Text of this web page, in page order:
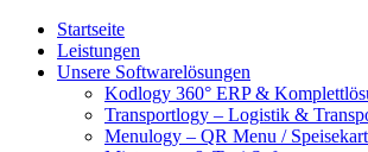
Startseite
Leistungen
Unsere Softwarelösungen
Kodlogy 360° ERP &
Transportlogy – Logistik &
Menulogy – QR Menu /